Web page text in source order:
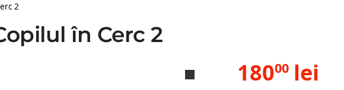
2
în Cerc 2
18000 lei